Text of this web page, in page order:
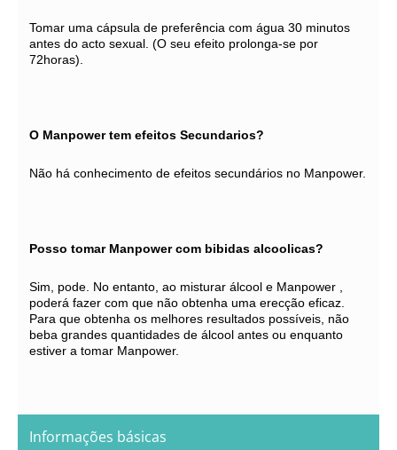
Tomar uma cápsula de preferência com água 30 minutos
antes do acto sexual. (O seu efeito prolonga-se por
72horas).
O Manpower tem efeitos Secundarios?
Não há conhecimento de efeitos secundários no Manpower.
Posso tomar Manpower com bibidas alcoolicas?
Sim, pode. No entanto, ao misturar álcool e Manpower ,
poderá fazer com que não obtenha uma erecção eficaz.
Para que obtenha os melhores resultados possíveis, não
beba grandes quantidades de álcool antes ou enquanto
estiver a tomar Manpower.
Informações básicas